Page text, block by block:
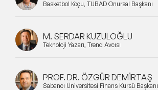
Basketbol Koçu, TÜBAD Onursal Başkanı
M. SERDAR KUZULOĞLU
Teknoloji Yazarı, Trend Avcısı
PROF. DR. ÖZGÜR DEMİRTAŞ
Sabancı Üniversitesi Finans Kürsü Başkanı